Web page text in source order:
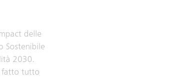
delle
Sostenibile
2030.
fatto tutto